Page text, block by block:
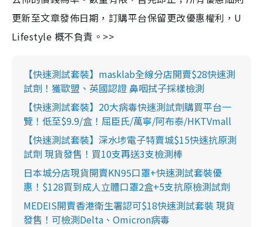
更新至文章發佈日期，訂購平台保留更改優惠權利，U
Lifestyle 概不負責。>>
【快速測試套裝】masklab全線分店開賣$28快速測
試劑！獲歐盟、英國認證 鼻咽拭子採樣檢測
【快速測試套裝】20大病毒快速測試劑購買平台一
覽！低至$9.9/盒！屈臣氏/萬寧/阿布泰/HKTVmall
【快速測試套裝】深水埗電子特賣城$15快速抗原測
試劑 現貨發售！買10支再送3支檢測棒
日本城分店現貨開賣KN95口罩+快速測試套裝優
惠！$128買到成人立體口罩2盒+5支抗原檢測試劑
MEDEIS開賣香港衛生署認可$18快速測試套裝 現貨
發售！可檢測Delta、Omicron病毒